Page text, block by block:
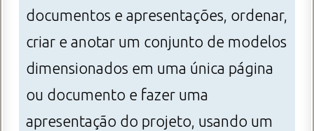
documentos e apresentações, ordenar,
criar e anotar um conjunto de modelos
dimensionados em uma única página
ou documento e fazer uma
apresentação do projeto, usando um